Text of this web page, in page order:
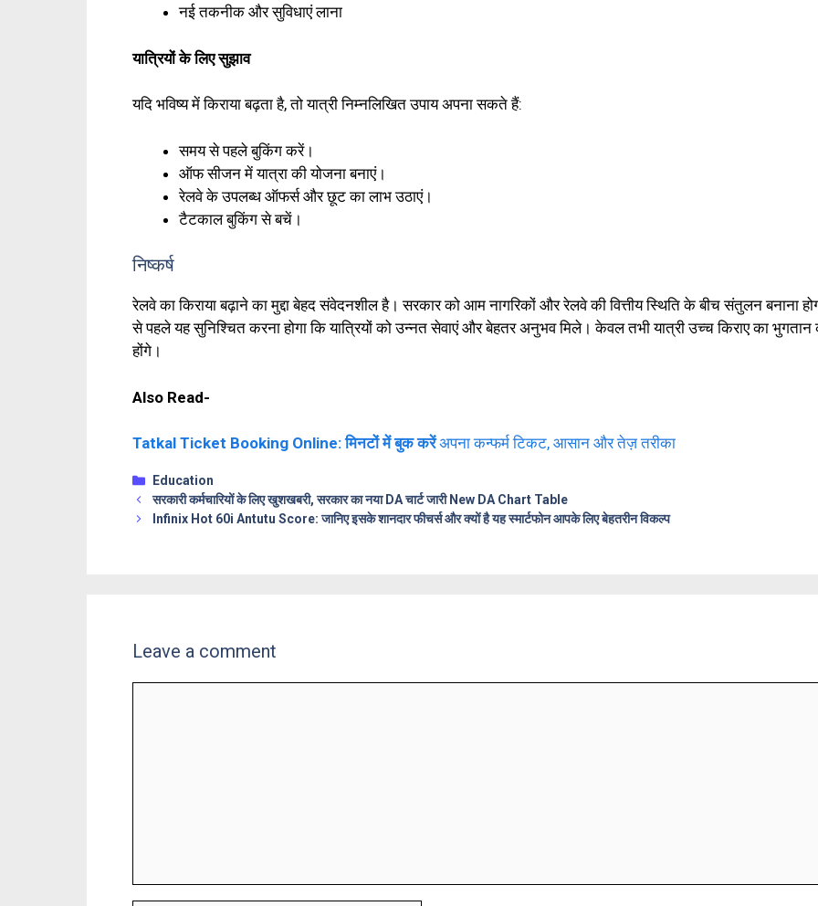
नई तकनीक और सुविधाएं लाना
यात्रियों के लिए सुझाव
यदि भविष्य में किराया बढ़ता है, तो यात्री निम्नलिखित उपाय अपना सकते हैं:
समय से पहले बुकिंग करें।
ऑफ सीजन में यात्रा की योजना बनाएं।
रेलवे के उपलब्ध ऑफर्स और छूट का लाभ उठाएं।
टैटकाल बुकिंग से बचें।
निष्कर्ष
रेलवे का किराया बढ़ाने का मुद्दा बेहद संवेदनशील है। सरकार को आम नागरिकों और रेलवे की वित्तीय स्थिति के बीच संतुलन बनाना
से पहले यह सुनिश्चित करना होगा कि यात्रियों को उन्नत सेवाएं और बेहतर अनुभव मिले। केवल तभी यात्री उच्च किराए का भुगतान
होंगे।
Also Read-
Tatkal Ticket Booking Online: मिनटों में बुक करेंअपना कन्फर्म टिकट, आसान और तेज़ तरीका
Categories
Education
सरकारी कर्मचारियों के लिए खुशखबरी, सरकार का नया DA चार्ट जारी New DA Chart Table
Infinix Hot 60i Antutu Score: जानिए इसके शानदार फीचर्स और क्यों है यह स्मार्टफोन आपके लिए बेहतरीन विकल्प
Leave a comment